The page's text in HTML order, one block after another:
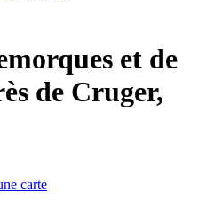
et de
de Cruger,
carte